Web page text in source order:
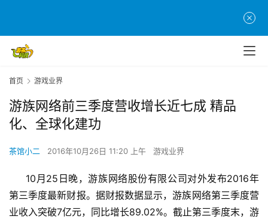
首页 游戏业界
游族网络前三季度营收增长近七成 精品
化、全球化建功
茶馆小二 2016年10月26日 11:20 上午 游戏业界
10月25日晚，游族网络股份有限公司对外发布2016年
第三季度最新财报。据财报数据显示，游族网络第三季度营
业收入突破7亿元，同比增长89.02%。截止第三季度末，游